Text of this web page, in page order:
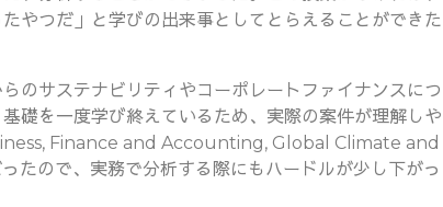
やつだ」と学びの出来事としてとらえることができた
のサステナビリティやコーポレートファイナンスにつ
礎を一度学び終えているため、実際の案件が理解しや
Finance and Accounting, Global Climate and
たので、実務で分析する際にもハードルが少し下がっ